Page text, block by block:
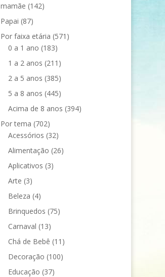
mamãe (142)
Papai (87)
Por faixa etária (571)
0 a 1 ano (183)
1 a 2 anos (211)
2 a 5 anos (385)
5 a 8 anos (445)
Acima de 8 anos (394)
Por tema (702)
Acessórios (32)
Alimentação (26)
Aplicativos (3)
Arte (3)
Beleza (4)
Brinquedos (75)
Carnaval (13)
Chá de Bebê (11)
Decoração (100)
Educação (37)